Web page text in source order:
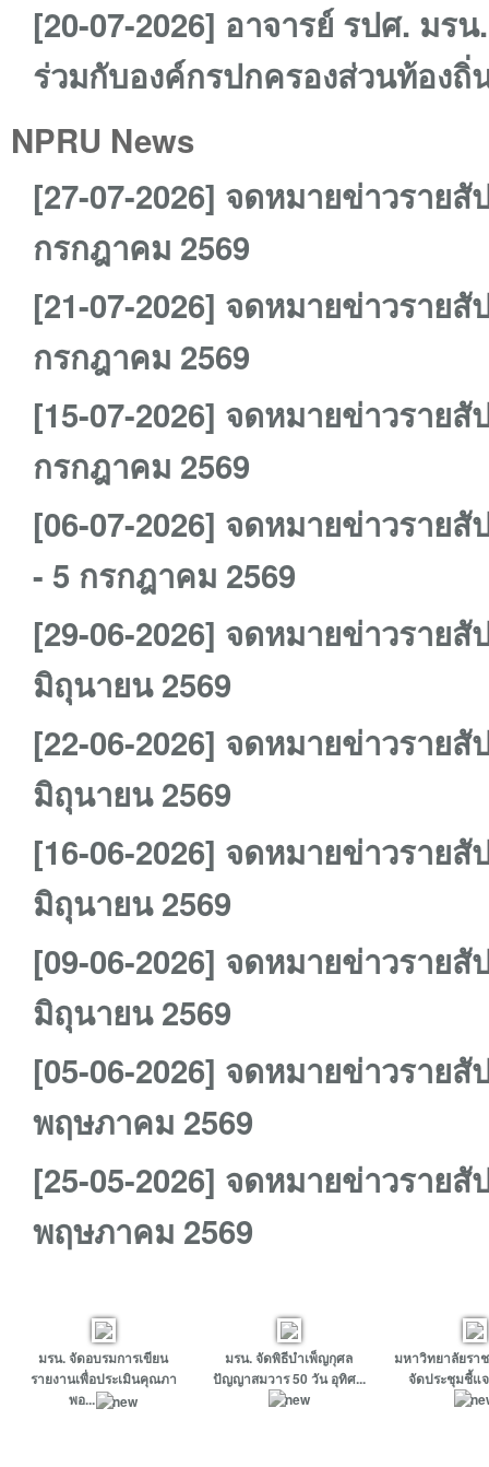
[20-07-2026] อาจารย์ รปศ. มร
ร่วมกับองค์กรปกครองส่วนท้องถิ่
NPRU News
[27-07-2026] จดหมายข่าวราย
กรกฎาคม 2569
[21-07-2026] จดหมายข่าวราย
กรกฎาคม 2569
[15-07-2026] จดหมายข่าวราย
กรกฎาคม 2569
[06-07-2026] จดหมายข่าวราย
- 5 กรกฎาคม 2569
[29-06-2026] จดหมายข่าวราย
มิถุนายน 2569
[22-06-2026] จดหมายข่าวราย
มิถุนายน 2569
[16-06-2026] จดหมายข่าวราย
มิถุนายน 2569
[09-06-2026] จดหมายข่าวราย
มิถุนายน 2569
[05-06-2026] จดหมายข่าวราย
พฤษภาคม 2569
[25-05-2026] จดหมายข่าวราย
พฤษภาคม 2569
มรน. จัดอบรมการเขียน
รายงานเพื่อประเมินคุณภา
พอ...
มรน. จัดพิธีบำเพ็ญกุศล
ปัญญาสมวาร 50 วัน อุทิศ...
มหาวิทยาลัยรา
จัดประชุมชี้แจ